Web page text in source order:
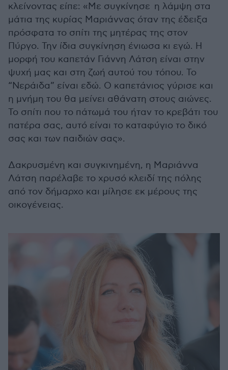
κλείνοντας είπε: «Με συγκίνησε η λάμψη στα
μάτια της κυρίας Μαριάννας όταν της έδειξα
πρόσφατα το σπίτι της μητέρας της στον
Πύργο. Την ίδια συγκίνηση ένιωσα κι εγώ. Η
μορφή του καπετάν Γιάννη Λάτση είναι στην
ψυχή μας και στη ζωή αυτού του τόπου. Το
“Νεράιδα” είναι εδώ. Ο καπετάνιος γύρισε και
η μνήμη του θα μείνει αθάνατη στους αιώνες.
Το σπίτι που το πάτωμά του ήταν το κρεβάτι του
πατέρα σας, αυτό είναι το καταφύγιο το δικό
σας και των παιδιών σας».
Δακρυσμένη και συγκινημένη, η Μαριάννα
Λάτση παρέλαβε το χρυσό κλειδί της πόλης
από τον δήμαρχο και μίλησε εκ μέρους της
οικογένειας.